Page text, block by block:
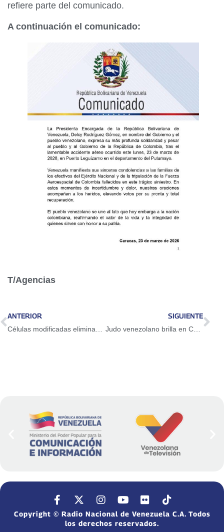
refiere parte del comunicado.
A continuación el comunicado:
T/Agencias
ANTERIOR
Células modificadas eliminan todo rastro de cáncer en solo dos semanas
SIGUIENTE
Judo venezolano brilla en Copa Panamericana de la disciplina
Copyright © Radio Nacional de Venezuela C.A. Todos
los derechos reservados.